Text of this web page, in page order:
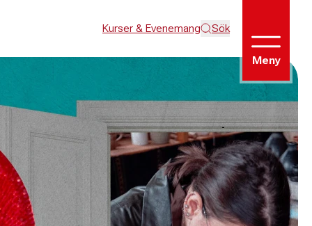
Kurser & Evenemang Sök
Meny